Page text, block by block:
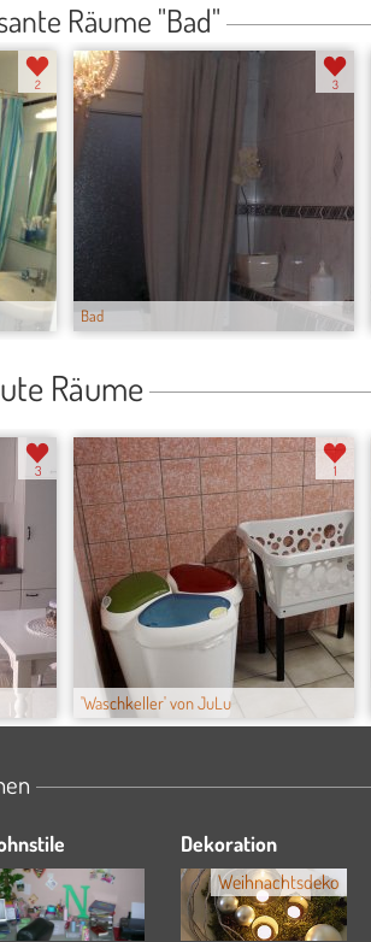
Räume "Bad"
2
Bad
3
Räume
3
'Waschkeller' von JuLu
1
Dekoration
Weihnachtsdeko